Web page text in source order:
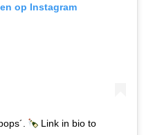
op Instagram
Link in bio to